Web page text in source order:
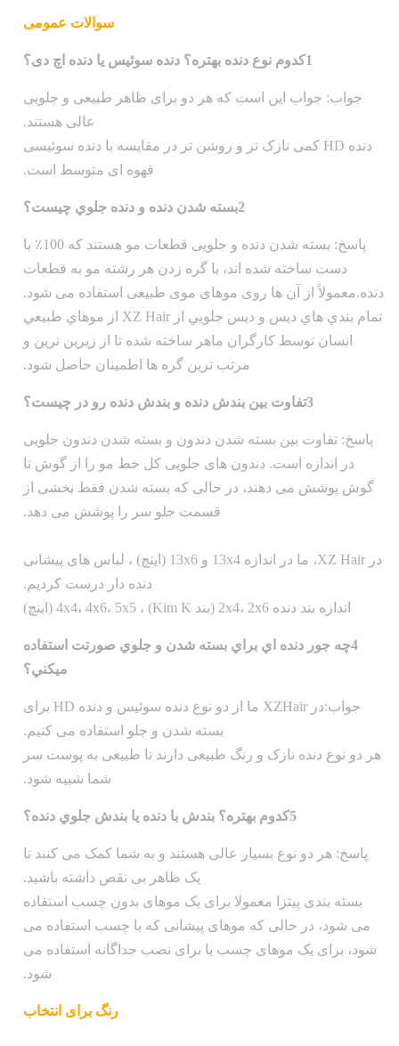
سوالات عمومی
1کدوم نوع دنده بهتره؟ دنده سوئیس یا دنده اچ دی؟
جواب: جواب این است که هر دو برای ظاهر طبیعی و جلویی
عالی هستند.
دنده HD کمی نازک تر و روشن تر در مقایسه با دنده سوئیسی
قهوه ای متوسط است.
2بسته شدن دنده و دنده جلوي چيست؟
پاسخ: بسته شدن دنده و جلویی قطعات مو هستند که 100٪ با
دست ساخته شده اند، با گره زدن هر رشته مو به قطعات
دنده.معمولاً از آن ها روی موهای موی طبیعی استفاده می شود.
تمام بندي هاي ديس و ديس جلويي از XZ Hair از موهاي طبيعي
انسان توسط کارگران ماهر ساخته شده تا از زيرين ترين و
مرتب ترين گره ها اطمینان حاصل شود.
3تفاوت بین بندش دنده و بندش دنده رو در چيست؟
پاسخ: تفاوت بین بسته شدن دندون و بسته شدن دندون جلویی
در اندازه است. دندون های جلویی کل خط مو را از گوش تا
گوش پوشش می دهند، در حالی که بسته شدن فقط بخشی از
قسمت جلو سر را پوشش می دهد.
در XZ Hair، ما در اندازه 13x4 و 13x6 (اینچ) ، لباس های پیشانی
دنده دار درست کردیم.
اندازه بند دنده 2x4، 2x6 (بند Kim K) ، 4x4، 4x6، 5x5 (اینچ)
4چه جور دنده اي براي بسته شدن و جلوي صورتت استفاده
ميکني؟
جواب:
در XZHair ما از دو نوع دنده سوئیس و دنده HD برای
بسته شدن و جلو استفاده می کنیم.
هر دو نوع دنده نازک و رنگ طبیعی دارند تا طبیعی به پوست سر
شما شبیه شود.
5کدوم بهتره؟ بندش با دنده يا بندش جلوي دنده؟
پاسخ: هر دو نوع بسیار عالی هستند و به شما کمک می کنند تا
یک ظاهر بی نقص داشته باشید.
بسته بندی پیتزا معمولا برای یک موهای بدون چسب استفاده
می شود، در حالی که موهای پیشانی که با چسب استفاده می
شود، برای یک موهای چسب یا برای نصب جداگانه استفاده می
شود.
رنگ برای انتخاب